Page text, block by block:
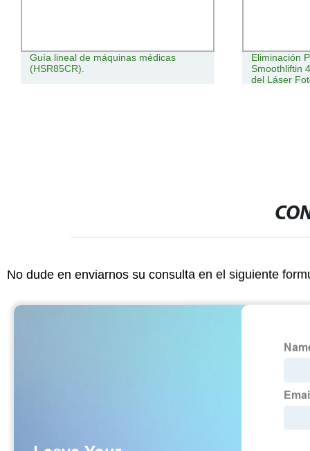
Guía lineal de máquinas médicas
(HSR85CR).
Eliminación
Smoothliftin
del Láser
No dude en enviarnos su consulta en el siguiente